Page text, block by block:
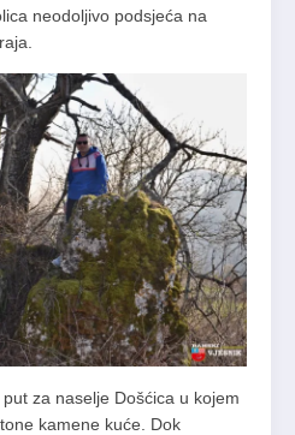
neodoljivo podsjeća na
za naselje Došćica u kojem
kamene kuće. Dok